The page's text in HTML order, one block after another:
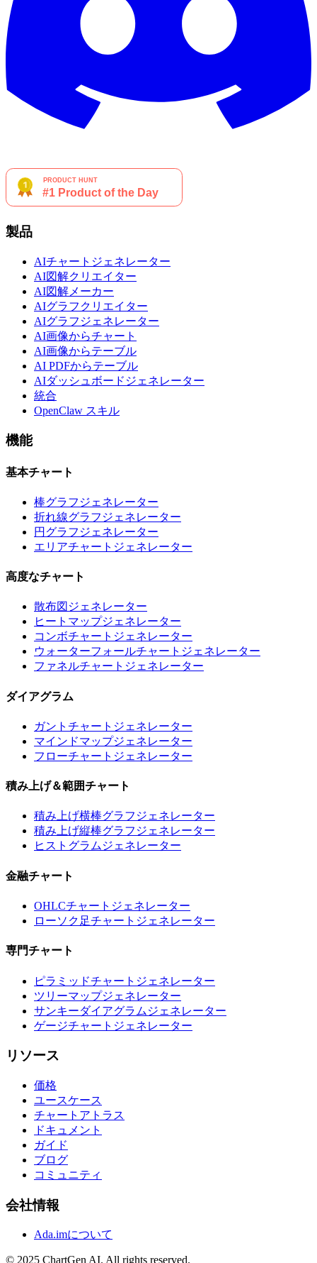
製品
AIチャートジェネレーター
AI図解クリエイター
AI図解メーカー
AIグラフクリエイター
AIグラフジェネレーター
AI画像からチャート
AI画像からテーブル
AI PDFからテーブル
AIダッシュボードジェネレーター
統合
OpenClaw スキル
機能
基本チャート
棒グラフジェネレーター
折れ線グラフジェネレーター
円グラフジェネレーター
エリアチャートジェネレーター
高度なチャート
散布図ジェネレーター
ヒートマップジェネレーター
コンボチャートジェネレーター
ウォーターフォールチャートジェネレーター
ファネルチャートジェネレーター
ダイアグラム
ガントチャートジェネレーター
マインドマップジェネレーター
フローチャートジェネレーター
積み上げ＆範囲チャート
積み上げ横棒グラフジェネレーター
積み上げ縦棒グラフジェネレーター
ヒストグラムジェネレーター
金融チャート
OHLCチャートジェネレーター
ローソク足チャートジェネレーター
専門チャート
ピラミッドチャートジェネレーター
ツリーマップジェネレーター
サンキーダイアグラムジェネレーター
ゲージチャートジェネレーター
リソース
価格
ユースケース
チャートアトラス
ドキュメント
ガイド
ブログ
コミュニティ
会社情報
Ada.imについて
© 2025 ChartGen AI. All rights reserved.